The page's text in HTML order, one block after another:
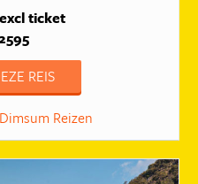
excl ticket
REIS
Reizen